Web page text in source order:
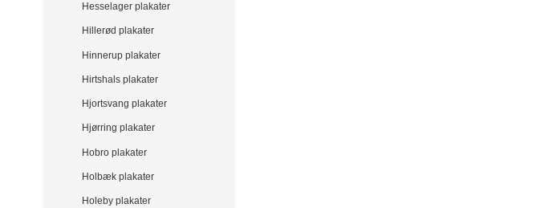
Hesselager plakater
Hillerød plakater
Hinnerup plakater
Hirtshals plakater
Hjortsvang plakater
Hjørring plakater
Hobro plakater
Holbæk plakater
Holeby plakater